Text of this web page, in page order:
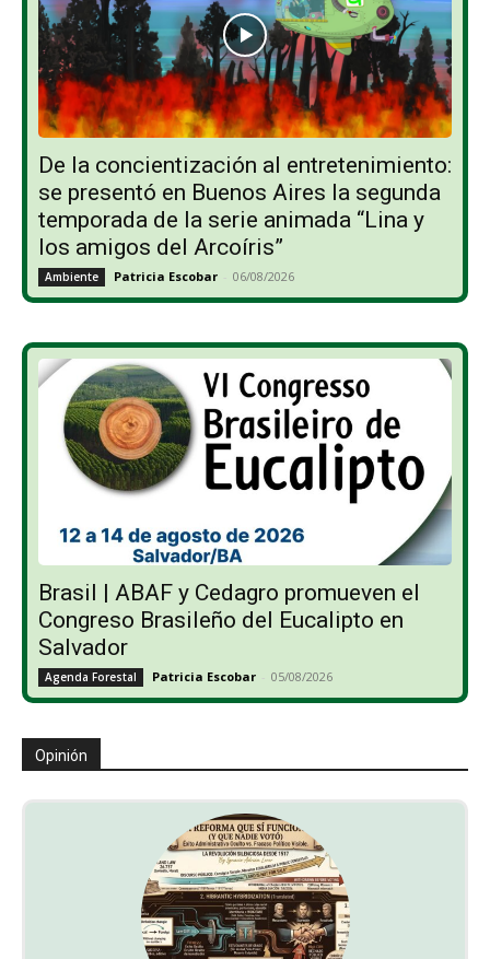
De la concientización al entretenimiento:
se presentó en Buenos Aires la segunda
temporada de la serie animada “Lina y
los amigos del Arcoíris”
Ambiente Patricia Escobar - 06/08/2026
Brasil | ABAF y Cedagro promueven el
Congreso Brasileño del Eucalipto en
Salvador
Agenda Forestal Patricia Escobar - 05/08/2026
Opinión